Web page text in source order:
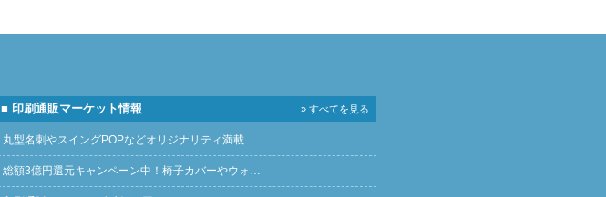
■ 印刷通販マーケット情報 » すべてを見る
丸型名刺やスイングPOPなどオリジナリティ満載…
総額3億円還元キャンペーン中！椅子カバーやウォ…